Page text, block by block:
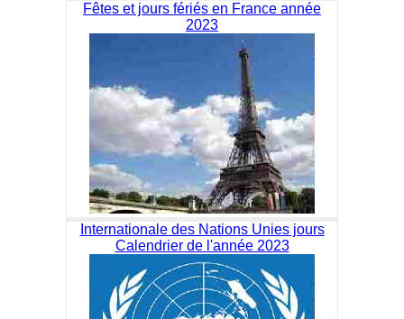
Fêtes et jours fériés en France année
2023
Internationale des Nations Unies jours
Calendrier de l'année 2023